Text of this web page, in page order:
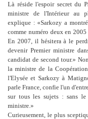
Là réside l'espoir secret du
ministre de l'Intérieur au
explique : «Sarkozy a
comme numéro deux en
En 2007, il hésitera à le
devenir Premier ministre
candidat de second tour.»
la ministre de la
l'Elysée et Sarkozy à
parle France, confie l'un
sur tous les sujets : sans
ministre.»
Curieusement, le plus